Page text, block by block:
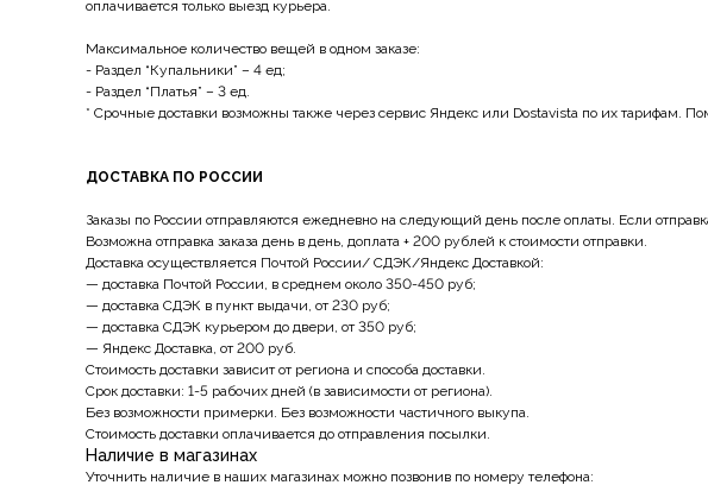
оплачивается только выезд курьера.
Максимальное количество вещей в одном заказе:
- Раздел “Купальники” – 4 ед;
- Раздел “Платья” – 3 ед.
* Срочные доставки возможны также через сервис Яндекс или Dostavista по их тарифам.
ДОСТАВКА ПО РОССИИ
Заказы по России отправляются ежедневно на следующий день после оплаты. Если
Возможна отправка заказа день в день, доплата + 200 рублей к стоимости отправки.
Доставка осуществляется Почтой России/ СДЭК/Яндекс Доставкой:
— доставка Почтой России, в среднем около 350-450 руб;
— доставка СДЭК в пункт выдачи, от 230 руб;
— доставка СДЭК курьером до двери, от 350 руб;
— Яндекс Доставка, от 200 руб.
Стоимость доставки зависит от региона и способа доставки.
Срок доставки: 1-5 рабочих дней (в зависимости от региона).
Без возможности примерки. Без возможности частичного выкупа.
Стоимость доставки оплачивается до отправления посылки.
Наличие в магазинах
Уточнить наличие в наших магазинах можно позвонив по номеру телефона: